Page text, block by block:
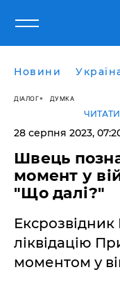
Новини
ДІАЛОГ ДУМКА
28 серпня 2023,
Швець
момент у
"Що далі?"
ліквідацію
моментом у